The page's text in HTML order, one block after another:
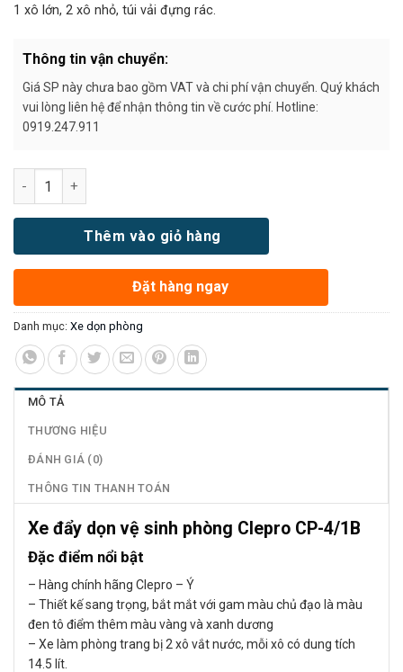
1 xô lớn, 2 xô nhỏ, túi vải đựng rác.
Thông tin vận chuyển:
Giá SP này chưa bao gồm VAT và chi phí vận chuyển. Quý khách
vui lòng liên hệ để nhận thông tin về cước phí. Hotline:
0919.247.911
Số lượng
Thêm vào giỏ hàng
Đặt hàng ngay
Danh mục: Xe dọn phòng
MÔ TẢ
THƯƠNG HIỆU
ĐÁNH GIÁ (0)
THÔNG TIN THANH TOÁN
Xe đẩy dọn vệ sinh phòng Clepro CP-4/1B
Đặc điểm nổi bật
– Hàng chính hãng Clepro – Ý
– Thiết kế sang trọng, bắt mắt với gam màu chủ đạo là màu
đen tô điểm thêm màu vàng và xanh dương
– Xe làm phòng trang bị 2 xô vắt nước, mỗi xô có dung tích
14.5 lít.